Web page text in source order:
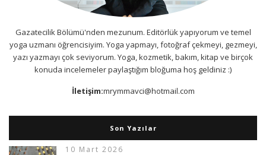
Gazatecilik Bölümü'nden mezunum. Editörlük yapıyorum ve temel
yoga uzmanı öğrencisiyim. Yoga yapmayı, fotoğraf çekmeyi, gezmeyi,
yazı yazmayı çok seviyorum. Yoga, kozmetik, bakım, kitap ve birçok
konuda incelemeler paylaştığım bloğuma hoş geldiniz :)
İletişim:mrymmavci@hotmail.com
Son Yazılar
10 Mart 2026